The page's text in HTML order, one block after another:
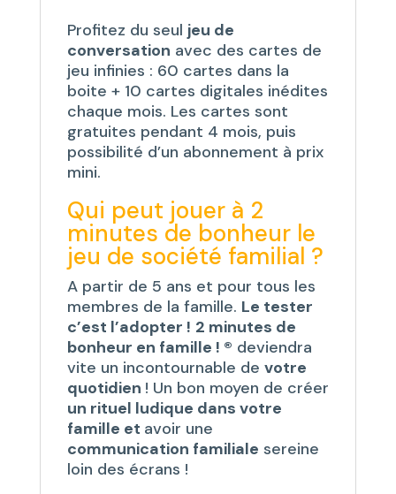
Profitez du seul jeu de
conversation avec des cartes de
jeu infinies : 60 cartes dans la
boite + 10 cartes digitales inédites
chaque mois. Les cartes sont
gratuites pendant 4 mois, puis
possibilité d’un abonnement à prix
mini.
Qui peut jouer à 2
minutes de bonheur le
jeu de société familial ?
A partir de 5 ans et pour tous les
membres de la famille. Le tester
c’est l’adopter ! 2 minutes de
bonheur en famille ! ® deviendra
vite un incontournable de votre
quotidien ! Un bon moyen de créer
un rituel ludique dans votre
famille et avoir une
communication familiale sereine
loin des écrans !